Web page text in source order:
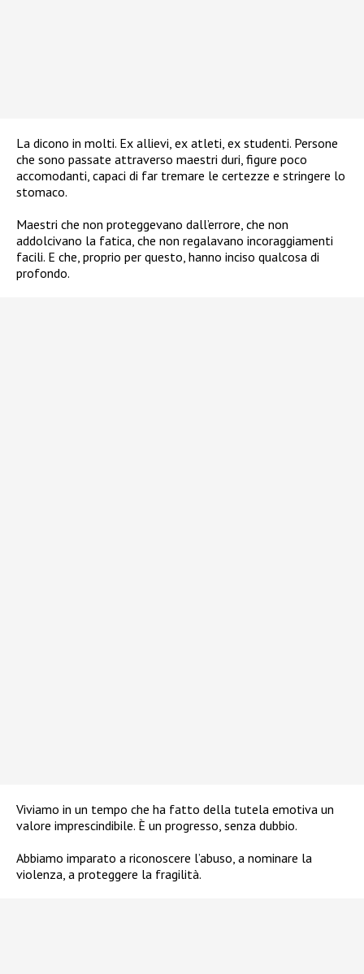
La dicono in molti. Ex allievi, ex atleti, ex studenti. Persone
che sono passate attraverso maestri duri, figure poco
accomodanti, capaci di far tremare le certezze e stringere lo
stomaco.
Maestri che non proteggevano dall’errore, che non
addolcivano la fatica, che non regalavano incoraggiamenti
facili. E che, proprio per questo, hanno inciso qualcosa di
profondo.
Viviamo in un tempo che ha fatto della tutela emotiva un
valore imprescindibile. È un progresso, senza dubbio.
Abbiamo imparato a riconoscere l’abuso, a nominare la
violenza, a proteggere la fragilità.